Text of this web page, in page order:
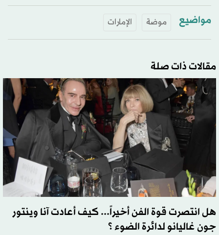
مواضيع موضة الإمارات
مقالات ذات صلة
هل انتصرت قوة الفن أخيراً... كيف أعادت آنا وينتور
جون غاليانو لدائرة الضوء ؟